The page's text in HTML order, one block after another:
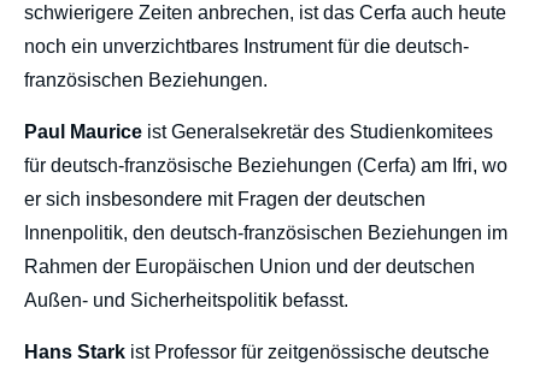
schwierigere Zeiten anbrechen, ist das Cerfa auch heute
noch ein unverzichtbares Instrument für die deutsch-
französischen Beziehungen.
Paul Maurice ist Generalsekretär des Studienkomitees
für deutsch-französische Beziehungen (Cerfa) am Ifri, wo
er sich insbesondere mit Fragen der deutschen
Innenpolitik, den deutsch-französischen Beziehungen im
Rahmen der Europäischen Union und der deutschen
Außen- und Sicherheitspolitik befasst.
Hans Stark ist Professor für zeitgenössische deutsche